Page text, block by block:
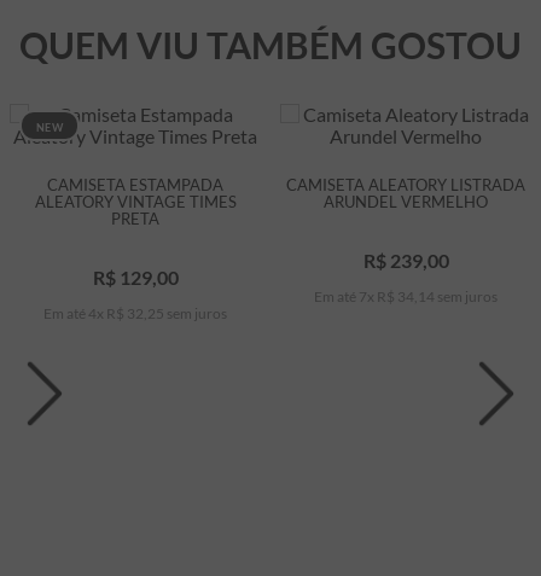
QUEM VIU TAMBÉM GOSTOU
NEW
CAMISETA ESTAMPADA
ALEATORY VINTAGE TIMES
PRETA
R$ 129,00
Em até 4 x R$ 32 25 sem juros
CAMISETA ALEATORY LISTRADA
ARUNDEL VERMELHO
R$ 239,00
Em até 7 x R$ 34 14 sem juros